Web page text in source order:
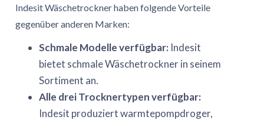
Indesit Wäschetrockner haben folgende Vorteile
gegenüber anderen Marken:
Schmale Modelle verfügbar: Indesit
bietet schmale Wäschetrockner in seinem
Sortiment an.
Alle drei Trocknertypen verfügbar:
Indesit produziert warmtepompdroger,